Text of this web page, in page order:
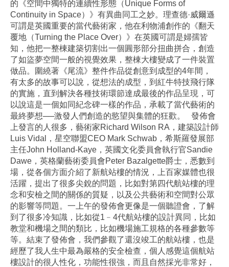
的《空間中獨特的連續性形態（Unique Forms of
Continuity in Space）》有異曲同工之妙。理查德·威爾遜
可謂是英國重要的當代藝術家，他在利物浦創作的《翻天
覆地（Turning the Place Over）》在英國可謂是婦孺皆
知，他把一整棟建築切割出一個圓形部分扭曲拼合，創造
了如盜夢空間一般的視覺效果，整棟大樓變成了一件裝置
做品。圍繞著《尾流》整件作品從創意到成型的4年間，
有太多的故事可以說，從想法的成型，到紅牛特技飛行隊
的實施，直到解決各種技術環節達成最後的作品呈現，可
以說這是一個如同紀念碑一樣的作品，承載了當代藝術的
最終夢想──激發人們創造的慾望與集體的狂歡。 發佈會
上發言的人很多，藝術家Richard Wilson RA，建築設計師
Luis Vidal，星空聯盟CEO Mark Schwab，希斯羅發展部
主任John Holland-Kaye，英國文化委員會執行官Sandie
Dawe，英格蘭藝術委員會Peter Bazalgette爵士，悉數到
場，從各個方面介紹了新航站樓的情況，上百家媒體也很
活躍，提出了很多尖銳的問題，比如對第四代航站樓的理
念和安檢之間的關係的質疑，以及公共藝術和空間對公眾
的影響等問題。一上午的發佈會更像是一個聽證會，了解
到了很多冷知識，比如從1﹣4代航站樓的設計異同，比如
教堂和機場之間的類比，比如機場施工規格的各種參數等
等。結束了發佈會，我們參觀了還沒竣工的航站樓，也是
經歷了我人生中最為嚴格的安全檢查，個人感覺這個航站
樓設計的很人性化，功能性很強，而且自然採光非常好，